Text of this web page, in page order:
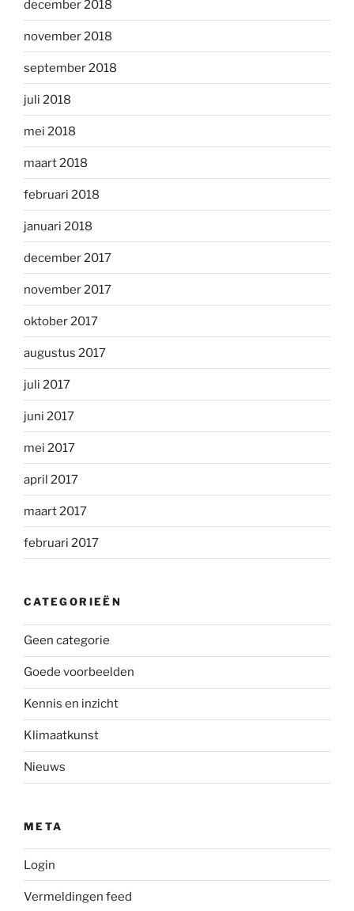
december 2018
november 2018
september 2018
juli 2018
mei 2018
maart 2018
februari 2018
januari 2018
december 2017
november 2017
oktober 2017
augustus 2017
juli 2017
juni 2017
mei 2017
april 2017
maart 2017
februari 2017
CATEGORIEËN
Geen categorie
Goede voorbeelden
Kennis en inzicht
Klimaatkunst
Nieuws
META
Login
Vermeldingen feed